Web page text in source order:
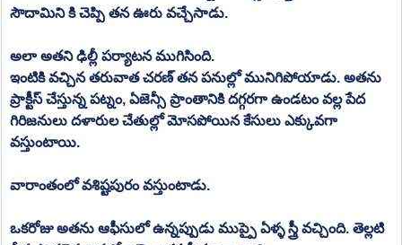
సౌదామిని కి చెప్పి తన ఊరు వచ్చేసాడు.
అలా అతని ఢిల్లీ పర్యాటన ముగిసింది.
ఇంటికి వచ్చిన తరువాత చరణ్ తన పనుల్లో మునిగిపోయాడు. అతను
ప్రాక్టీస్ చేస్తున్న పట్నం, ఏజెన్సీ ప్రాంతానికి దగ్గరగా ఉండటం వల్ల పేద
గిరిజనులు దళారుల చేతుల్లో మోసపోయిన కేసులు ఎక్కువగా
వస్తుంటాయి.
వారాంతంలో వశిష్టపురం వస్తుంటాడు.
ఒకరోజు అతను ఆఫీసులో ఉన్నప్పుడు ముప్పై ఏళ్ళ స్త్రీ వచ్చింది. తెల్లటి